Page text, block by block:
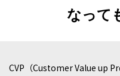
なって
CVP（Customer Value up